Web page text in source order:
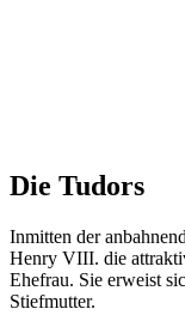
Die Tudors
Inmitten der
Henry VIII. die
Ehefrau. Sie erweist
Stiefmutter.